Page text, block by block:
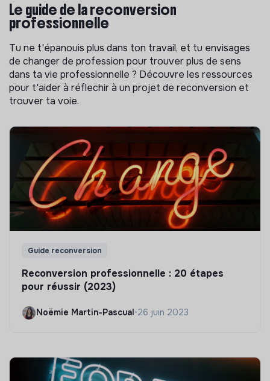
Le guide de la reconversion
professionnelle
Tu ne t'épanouis plus dans ton travail, et tu envisages
de changer de profession pour trouver plus de sens
dans ta vie professionnelle ? Découvre les ressources
pour t'aider à réflechir à un projet de reconversion et
trouver ta voie.
Guide reconversion
Reconversion professionnelle : 20 étapes
pour réussir (2023)
Noëmie Martin-Pascual •26 juin 2023